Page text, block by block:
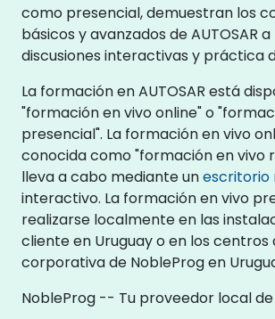
como presencial, demuestran los
básicos y avanzados de AUTOSAR
discusiones interactivas y práctica
La formación en AUTOSAR está
"formación en vivo online" o
presencial". La formación en vivo
conocida como "formación en vivo
lleva a cabo mediante unescritorio
interactivo. La formación en vivo
realizarse localmente en las
cliente en Uruguay o en los
corporativa de NobleProg en
NobleProg -- Tu proveedor local